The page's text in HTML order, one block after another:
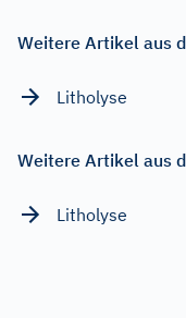
Weitere Artikel aus
Litholyse
Weitere Artikel aus
Litholyse